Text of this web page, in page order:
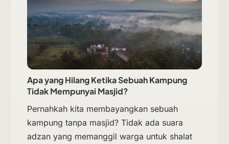
Apa yang Hilang Ketika Sebuah Kampung
Tidak Mempunyai Masjid?
Pernahkah kita membayangkan sebuah
kampung tanpa masjid? Tidak ada suara
adzan yang memanggil warga untuk shalat